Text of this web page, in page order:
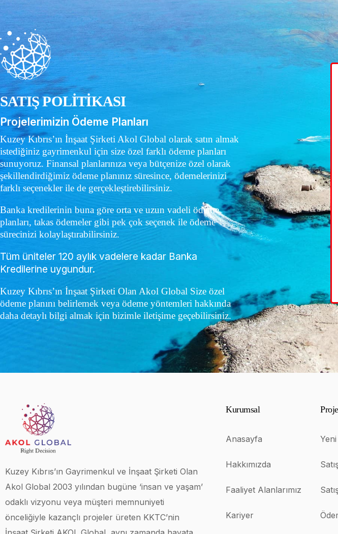
SATIŞ POLİTİKASI
Projelerimizin Ödeme Planları
Kuzey Kıbrıs’ın İnşaat Şirketi Akol Global olarak satın almak
istediğiniz gayrimenkul için size özel farklı ödeme planları
sunuyoruz. Finansal planlarınıza veya bütçenize özel olarak
şekillendirdiğimiz ödeme planınız süresince, ödemelerinizi
farklı seçenekler ile de gerçekleştirebilirsiniz.
Banka kredilerinin buna göre orta ve uzun vadeli ödeme
planları, takas ödemeler gibi pek çok seçenek ile ödeme
sürecinizi kolaylaştırabilirsiniz.
Tüm üniteler 120 aylık vadelere kadar Banka
Kredilerine uygundur.
Kuzey Kıbrıs’ın İnşaat Şirketi Olan Akol Global Size özel
ödeme planını belirlemek veya ödeme yöntemleri hakkında
daha detaylı bilgi almak için bizimle iletişime geçebilirsiniz.
Kuzey Kıbrıs’ın Gayrimenkul ve İnşaat Şirketi Olan
Akol Global 2003 yılından bugüne ‘insan ve yaşam’
odaklı vizyonu veya müşteri memnuniyeti
önceliğiyle kazançlı projeler üreten KKTC’nin
Kurumsal
Anasayfa
Hakkımızda
Faaliyet Alanlarımız
Kariyer